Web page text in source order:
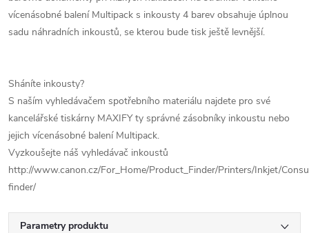
vícenásobné balení Multipack s inkousty 4 barev obsahuje úplnou
sadu náhradních inkoustů, se kterou bude tisk ještě levnější.
Sháníte inkousty?
S naším vyhledávačem spotřebního materiálu najdete pro své
kancelářské tiskárny MAXIFY ty správné zásobníky inkoustu nebo
jejich vícenásobné balení Multipack.
Vyzkoušejte náš vyhledávač inkoustů
http://www.canon.cz/For_Home/Product_Finder/Printers/Inkjet/
finder/
Parametry produktu